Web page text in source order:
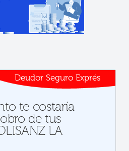
Deudor Seguro Exprés
te costaría
de tus
LA